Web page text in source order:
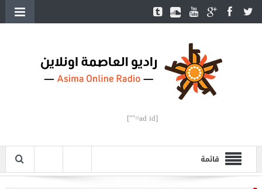
[ad id=""]
قائمة